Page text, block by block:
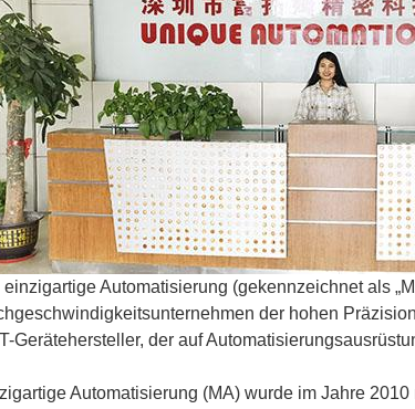
einzigartige Automatisierung (gekennzeichnet als
der hohen Präzision
Gerätehersteller, der auf
Automatisierung (MA) wurde im Jahre